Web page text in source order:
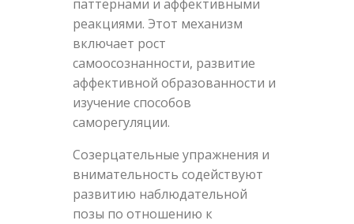
паттернами и аффективными
реакциями. Этот механизм
включает рост
самоосознанности, развитие
аффективной образованности и
изучение способов
саморегуляции.
Созерцательные упражнения и
внимательность содействуют
развитию наблюдательной
позы по отношению к